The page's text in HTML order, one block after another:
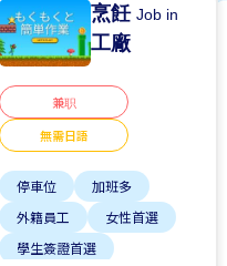
烹飪Job in
工廠
兼职
無需日語
停車位
加班多
外籍員工
女性首選
學生簽證首選